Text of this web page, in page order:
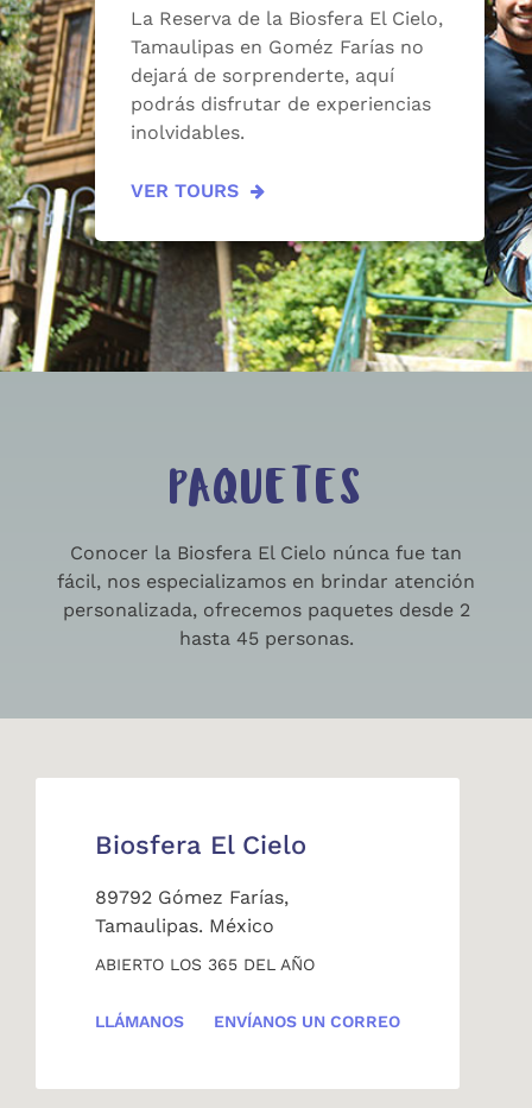
La Reserva de la Biosfera El Cielo,
Tamaulipas en Goméz Farías no
dejará de sorprenderte, aquí
podrás disfrutar de experiencias
inolvidables.
VER TOURS
PAQUETES
Conocer la Biosfera El Cielo núnca fue tan
fácil, nos especializamos en brindar atención
personalizada, ofrecemos paquetes desde 2
hasta 45 personas.
Biosfera El Cielo
89792 Gómez Farías,
Tamaulipas. México
ABIERTO LOS 365 DEL AÑO
LLÁMANOS ENVÍANOS UN CORREO